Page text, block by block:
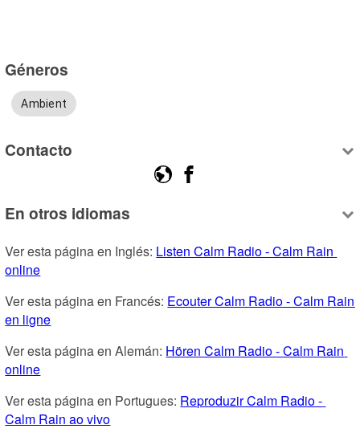
Géneros
Ambient
Contacto
En otros idiomas
Ver esta página en Inglés: Listen Calm Radio - Calm Rain
online
Ver esta página en Francés: Ecouter Calm Radio - Calm Rain
en ligne
Ver esta página en Alemán: Hören Calm Radio - Calm Rain
online
Ver esta página en Portugues: Reproduzir Calm Radio -
Calm Rain ao vivo